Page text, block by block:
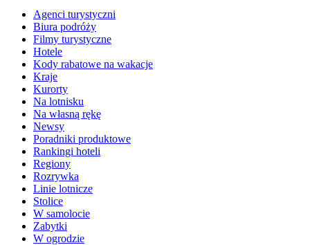
Agenci turystyczni
Biura podróży
Filmy turystyczne
Hotele
Kody rabatowe na wakacje
Kraje
Kurorty
Na lotnisku
Na własną rękę
Newsy
Poradniki produktowe
Rankingi hoteli
Regiony
Rozrywka
Linie lotnicze
Stolice
W samolocie
Zabytki
W ogrodzie